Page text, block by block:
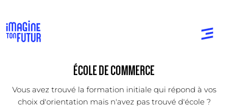
ÉCOLE DE COMMERCE
Vous avez trouvé la formation initiale qui répond à vos
choix d'orientation mais n'avez pas trouvé d'école ?